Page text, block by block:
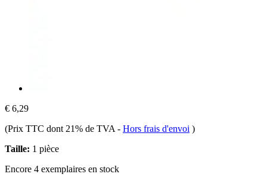
€ 6,29
(Prix TTC dont 21% de TVA - Hors frais d'envoi )
Taille: 1 pièce
Encore 4 exemplaires en stock